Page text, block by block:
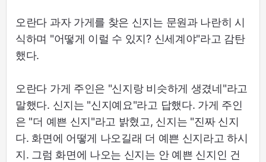
오란다 과자 가게를 찾은 신지는 문원과 나란히 시
식하며 "어떻게 이럴 수 있지? 신세계야"라고 감탄
했다.
오란다 가게 주인은 "신지랑 비슷하게 생겼네"라고
말했다. 신지는 "신지예요"라고 답했다. 가게 주인
은 "더 예쁜 신지"라고 밝혔고, 신지는 "진짜 신지
다. 화면에 어떻게 나오길래 더 예쁜 신지라고 하시
지. 그럼 화면에 나오는 신지는 안 예쁜 신지인 건